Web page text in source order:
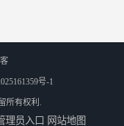
号-1
所有权利.
理员入口 网站地图